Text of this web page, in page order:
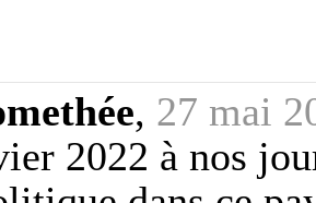
, 27 mai
2022 à nos